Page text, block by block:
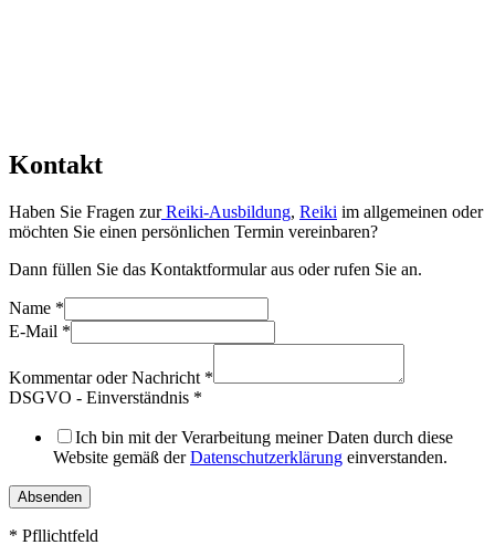
Kontakt
Haben Sie Fragen zurReiki-Ausbildung, Reiki im allgemeinen oder
möchten Sie einen persönlichen Termin vereinbaren?
Dann füllen Sie das Kontaktformular aus oder rufen Sie an.
Name *
E-Mail *
Kommentar oder Nachricht *
DSGVO - Einverständnis *
Ich bin mit der Verarbeitung meiner Daten durch diese
Website gemäß derDatenschutzerklärung einverstanden.
Absenden
* Pfllichtfeld